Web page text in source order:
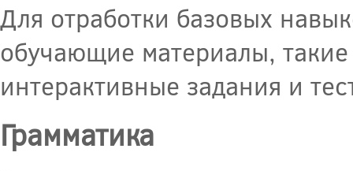
Для отработки базовых
обучающие материалы,
интерактивные задания и
Грамматика